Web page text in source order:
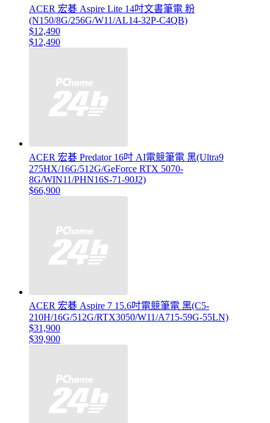
ACER 宏碁 Aspire Lite 14吋文書筆電 粉
(N150/8G/256G/W11/AL14-32P-C4QB)
$12,490
$12,490
ACER 宏碁 Predator 16吋 AI電競筆電 黑(Ultra9
275HX/16G/512G/GeForce RTX 5070-
8G/WIN11/PHN16S-71-90J2)
$66,900
ACER 宏碁 Aspire 7 15.6吋電競筆電 黑(C5-
210H/16G/512G/RTX3050/W11/A715-59G-55LN)
$31,900
$39,900